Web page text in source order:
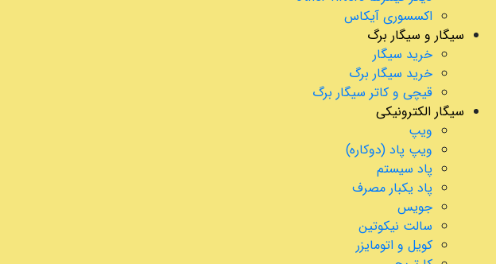
اکسسوری آیکاس
سیگار و سیگار برگ
خرید سیگار
خرید سیگار برگ
قیچی و کاتر سیگار برگ
سیگار الکترونیکی
ویپ
ویپ پاد (دوکاره)
پاد سیستم
پاد یکبار مصرف
جویس
سالت نیکوتین
کویل و اتومایزر